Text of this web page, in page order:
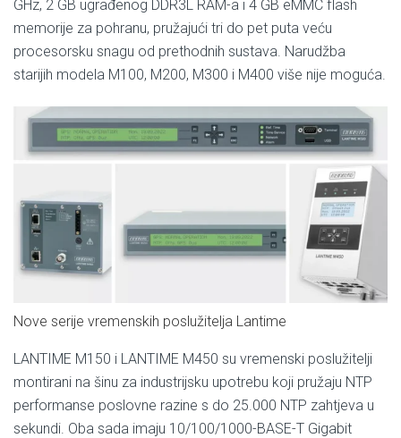
GHz, 2 GB ugrađenog DDR3L RAM-a i 4 GB eMMC flash
memorije za pohranu, pružajući tri do pet puta veću
procesorsku snagu od prethodnih sustava. Narudžba
starijih modela M100, M200, M300 i M400 više nije moguća.
Nove serije vremenskih poslužitelja Lantime
LANTIME M150 i LANTIME M450 su vremenski poslužitelji
montirani na šinu za industrijsku upotrebu koji pružaju NTP
performanse poslovne razine s do 25.000 NTP zahtjeva u
sekundi. Oba sada imaju 10/100/1000-BASE-T Gigabit